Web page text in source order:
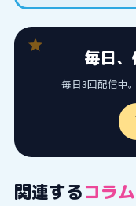
毎日
毎日3回配信中
関連するコラム